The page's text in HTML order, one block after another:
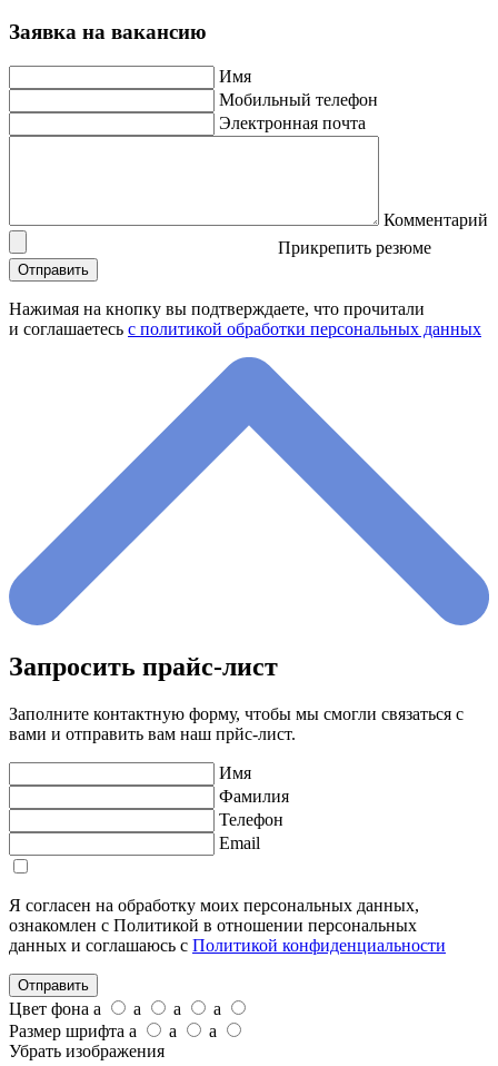
Заявка на вакансию
Имя
Мобильный телефон
Электронная почта
Комментарий
Прикрепить резюме
Нажимая на кнопку вы подтверждаете, что прочитали
и соглашаетесь с политикой обработки персональных данных
Запросить прайс-лист
Заполните контактную форму, чтобы мы смогли связаться с
вами и отправить вам наш прйс-лист.
Имя
Фамилия
Телефон
Email
Я согласен на обработку моих персональных данных,
ознакомлен с Политикой в отношении персональных
данных и соглашаюсь с Политикой конфиденциальности
Отправить
Цвет фона a a a
a
Размер шрифта a a
a
Убрать изображения